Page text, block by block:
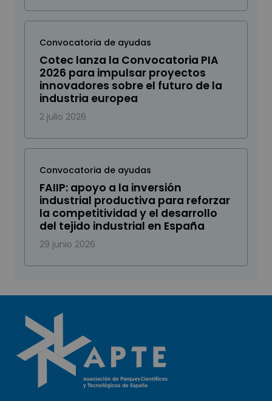
Convocatoria de ayudas
Cotec lanza la Convocatoria PIA
2026 para impulsar proyectos
innovadores sobre el futuro de la
industria europea
2 julio 2026
Convocatoria de ayudas
FAIIP: apoyo a la inversión
industrial productiva para reforzar
la competitividad y el desarrollo
del tejido industrial en España
29 junio 2026